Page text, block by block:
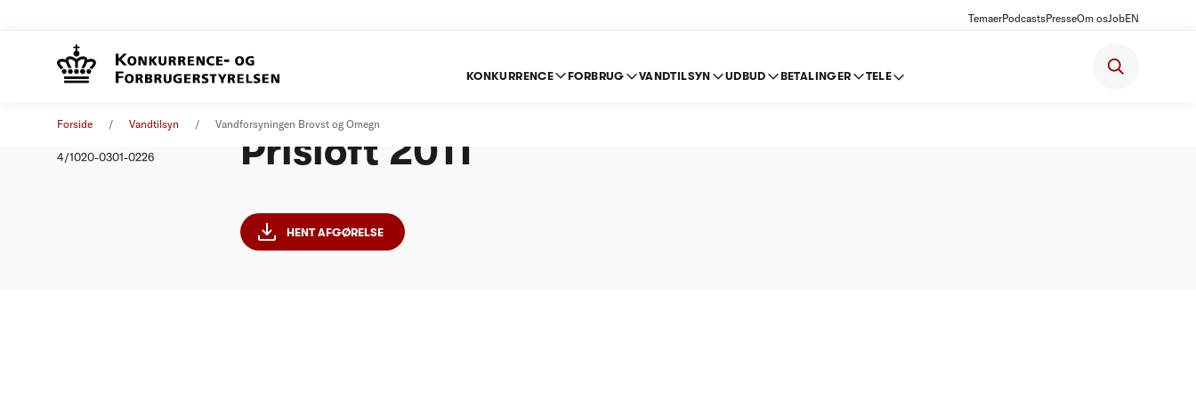
TemaerPodcastsPresseOm osJobEN
KONKURRENCE FORBRUG VANDTILSYN UDBUD BETALINGER TELE
Forside Vandtilsyn Vandforsyningen Brovst og Omegn
4/1020-0301-0226
Prisloft 2011
HENT AFGØRELSE